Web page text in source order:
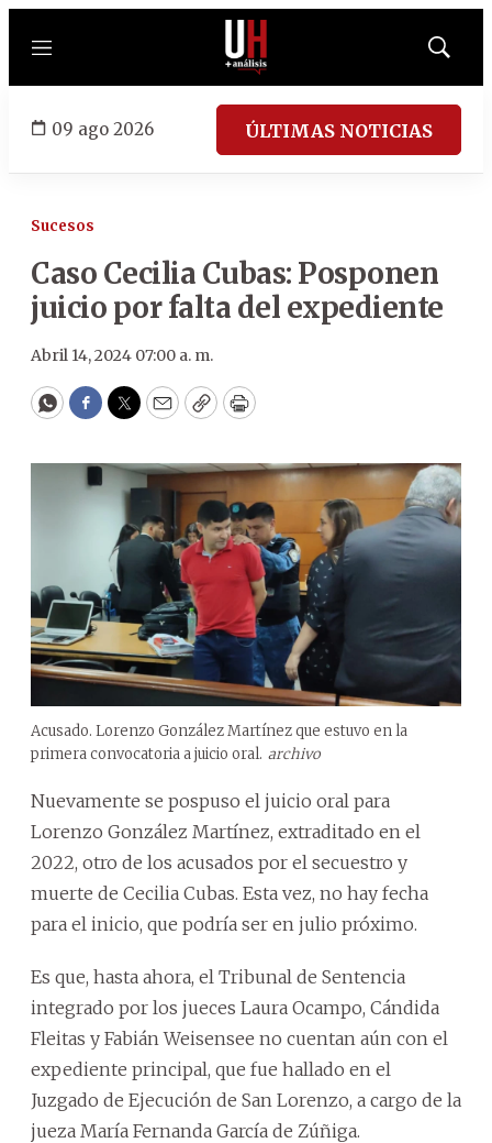
Menú
Mostrar
09 ago 2026 ÚLTIMAS NOTICIAS
Sucesos
Caso Cecilia Cubas: Posponen
juicio por falta del expediente
Abril 14, 2024 07:00 a. m.
WhatsApp
Facebook
Twitter
EmailCopyPrint
Acusado. Lorenzo González Martínez que estuvo en la
primera convocatoria a juicio oral. archivo
Nuevamente se pospuso el juicio oral para
Lorenzo González Martínez, extraditado en el
2022, otro de los acusados por el secuestro y
muerte de Cecilia Cubas. Esta vez, no hay fecha
para el inicio, que podría ser en julio próximo.
Es que, hasta ahora, el Tribunal de Sentencia
integrado por los jueces Laura Ocampo, Cándida
Fleitas y Fabián Weisensee no cuentan aún con el
expediente principal, que fue hallado en el
Juzgado de Ejecución de San Lorenzo, a cargo de la
jueza María Fernanda García de Zúñiga.